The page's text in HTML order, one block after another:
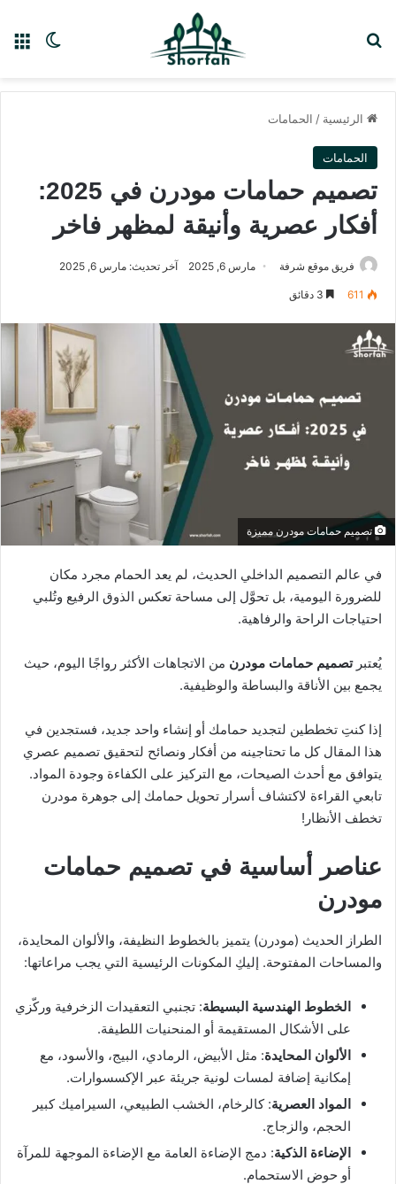
الوضع
الرئيسية / الحمامات
الحمامات
تصميم حمامات مودرن في 2025:
أفكار عصرية وأنيقة لمظهر فاخر
فريق موقع شرفة مارس 6, 2025 آخر تحديث: مارس 6, 2025
611
تصميم حمامات مودرن مميزة
في عالم التصميم الداخلي الحديث، لم يعد الحمام مجرد مكان
للضرورة اليومية، بل تحوَّل إلى مساحة تعكس الذوق الرفيع وتُلبي
احتياجات الراحة والرفاهية.
يُعتبرتصميم حمامات مودرن من الاتجاهات الأكثر رواجًا اليوم، حيث
يجمع بين الأناقة والبساطة والوظيفية.
إذا كنتِ تخططين لتجديد حمامك أو إنشاء واحد جديد، فستجدين في
هذا المقال كل ما تحتاجينه من أفكار ونصائح لتحقيق تصميم عصري
يتوافق مع أحدث الصيحات، مع التركيز على الكفاءة وجودة المواد.
تابعي القراءة لاكتشاف أسرار تحويل حمامك إلى جوهرة مودرن
تخطف الأنظار!
عناصر أساسية في تصميم حمامات
مودرن
الطراز الحديث (مودرن) يتميز بالخطوط النظيفة، والألوان المحايدة،
والمساحات المفتوحة. إليكِ المكونات الرئيسية التي يجب مراعاتها:
الخطوط الهندسية البسيطة: تجنبي التعقيدات الزخرفية وركّزي
على الأشكال المستقيمة أو المنحنيات اللطيفة.
الألوان المحايدة: مثل الأبيض، الرمادي، البيج، والأسود، مع
إمكانية إضافة لمسات لونية جريئة عبر الإكسسوارات.
المواد العصرية: كالرخام، الخشب الطبيعي، السيراميك كبير
الحجم، والزجاج.
الإضاءة الذكية: دمج الإضاءة العامة مع الإضاءة الموجهة للمرآة
أو حوض الاستحمام.